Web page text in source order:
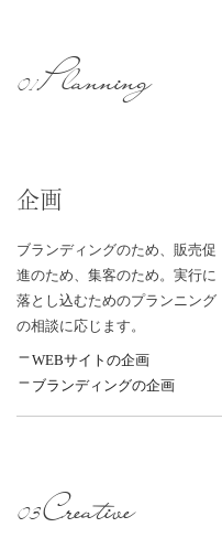
01Planning
企画
ブランディングのため、販売促
進のため、集客のため。実行に
落とし込むためのプランニング
の相談に応じます。
WEBサイトの企画
ブランディングの企画
03Creative